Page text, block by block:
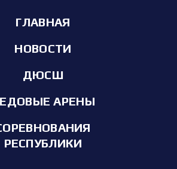
ГЛАВНАЯ
НОВОСТИ
ДЮСШ
АРЕНЫ
РЕСПУБЛИКИ